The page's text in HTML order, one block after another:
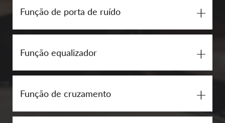
Função de porta de ruído +
Função equalizador +
Função de cruzamento +